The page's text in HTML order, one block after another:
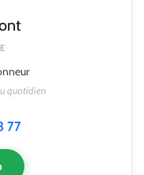
quotidien
77